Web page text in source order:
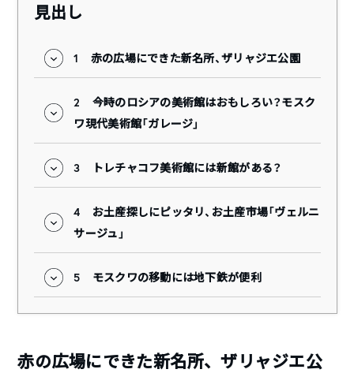
見出し
1 赤の広場にできた新名所、ザリャジエ公園
2
今時のロシアの美術館はおもしろい？モスク
ワ現代美術館「ガレージ」
3 トレチャコフ美術館には新館がある？
4
お土産探しにピッタリ、お土産市場「ヴェルニ
サージュ」
5 モスクワの移動には地下鉄が便利
赤の広場にできた新名所、ザリャジエ公